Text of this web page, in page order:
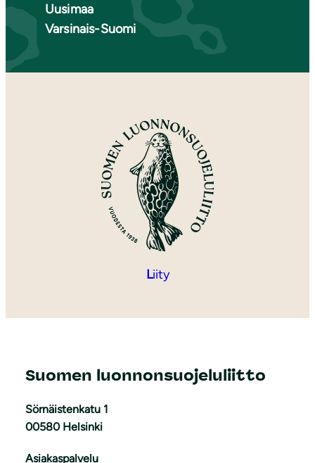
Uusimaa
Varsinais-Suomi
Liity
Suomen luonnonsuojeluliitto
Sörnäistenkatu 1
00580 Helsinki
Asiakaspalvelu